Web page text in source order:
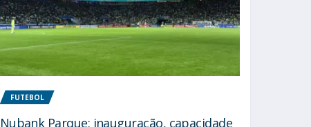
FUTEBOL
Nubank Parque: inauguração, capacidade